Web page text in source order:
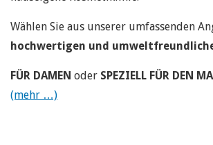
Wählen Sie aus unserer umfassenden
hochwertigen und
FÜR DAMEN oder SPEZIELL FÜR DEN
(mehr …)